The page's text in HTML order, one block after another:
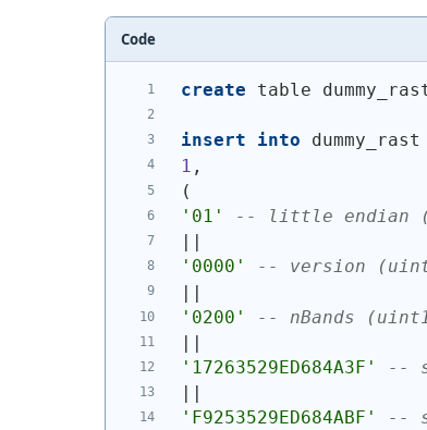
Code
create table
insert into dummy_rast
1 ,
(
'01'
-- little endian
||
'0000'
-- version
||
'0200'
-- nBands
||
'17263529ED684A3F'
--
'F9253529ED684ABF'
--